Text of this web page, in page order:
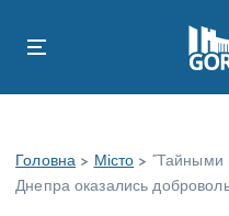
Головна > Місто > “Тайными
Днепра оказались